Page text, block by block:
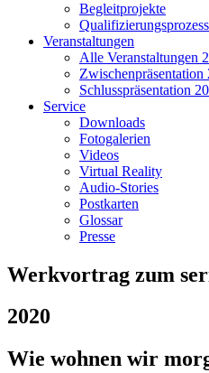
Begleitprojekte
Qualifizierungsprozess
Veranstaltungen
Alle Veranstaltungen
Zwischenpräsentation
Schlusspräsentation
Service
Downloads
Fotogalerien
Videos
Virtual Reality
Audio-Stories
Postkarten
Glossar
Presse
Werkvortrag zum
2020
Wie wohnen wir